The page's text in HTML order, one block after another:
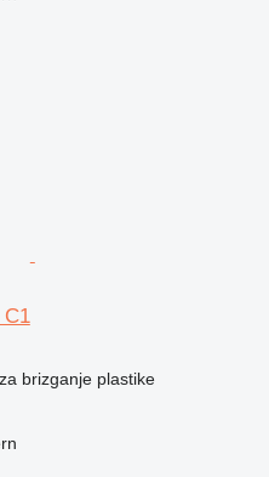
C1
brizganje plastike